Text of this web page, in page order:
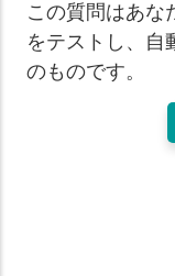
この質問はあな
をテストし、自
のものです。